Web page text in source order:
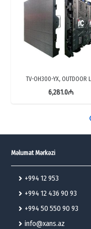
TV-OH300-YX, OUTDOOR
6,281.0₼
Məlumat Mərkəzi
+994 12 953
+994 12 436 90 93
+994 50 550 90 93
info@xans.az